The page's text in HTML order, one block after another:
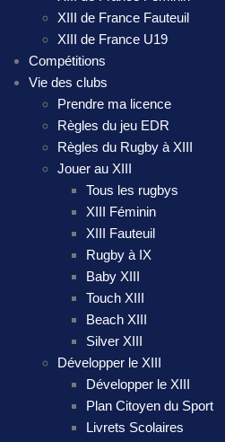
XIII de France Fauteuil
XIII de France U19
Compétitions
Vie des clubs
Prendre ma licence
Règles du jeu EDR
Règles du Rugby à XIII
Jouer au XIII
Tous les rugbys
XIII Féminin
XIII Fauteuil
Rugby à IX
Baby XIII
Touch XIII
Beach XIII
Silver XIII
Développer le XIII
Développer le XIII
Plan Citoyen du Sport
Livrets Scolaires